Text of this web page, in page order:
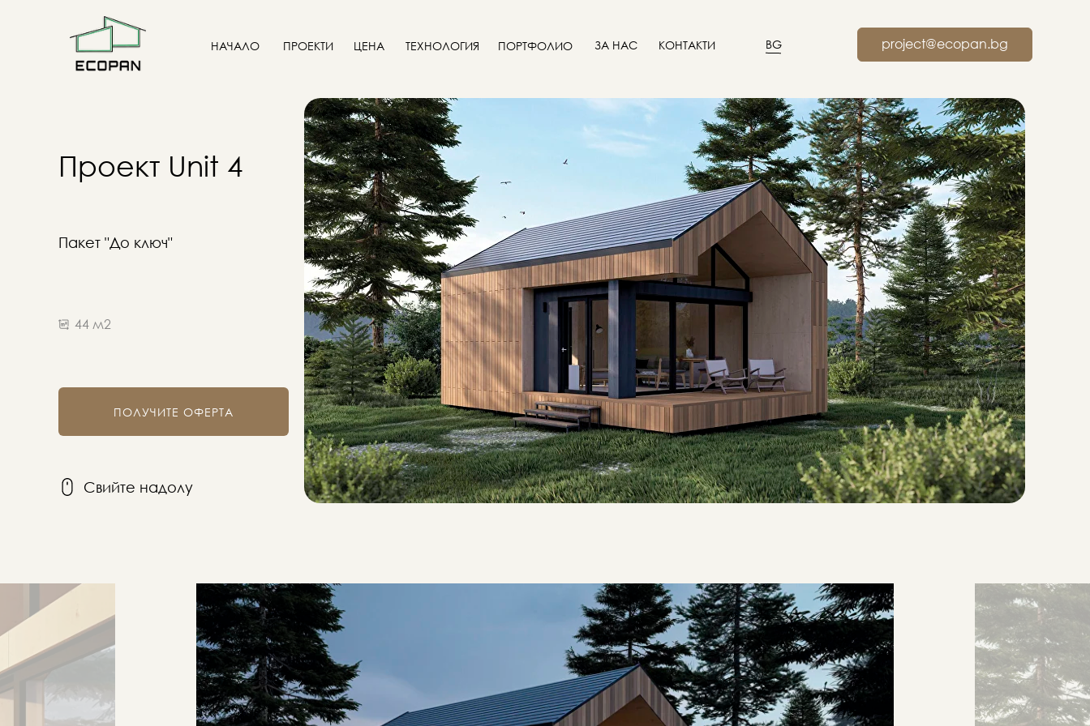
НАЧАЛО ПРОЕКТИ ТЕХНОЛОГИЯ ПОРТФОЛИО ЗА НАС КОНТАКТИ BG project@ecopan.bg
ЦЕНА
Проект Unit 4
44 м2
Свийте надолу
ПОЛУЧИТЕ ОФЕРТА
Пакет "До ключ"